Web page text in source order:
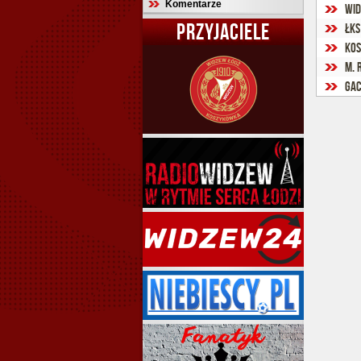
Komentarze
PRZYJACIELE
M.